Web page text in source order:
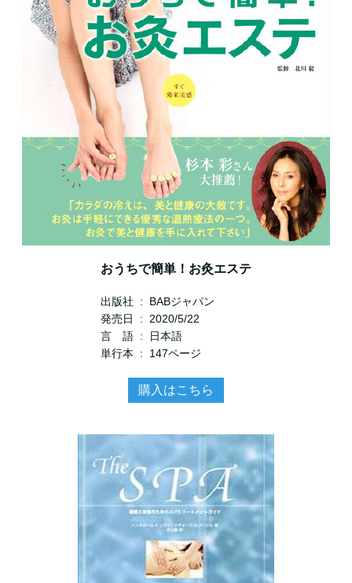
おうちで簡単！お灸エステ
出版社 ‏ : ‎ BABジャパン
発売日 ‏ : ‎ 2020/5/22
言 語 ‏ : ‎ 日本語
単行本 ‏ : ‎ 147ページ
購入はこちら